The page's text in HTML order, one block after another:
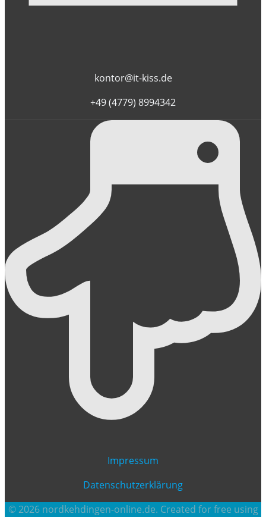
kontor@it-kiss.de
+49 (4779) 8994342
Impressum
Datenschutzerklärung
© 2026 nordkehdingen-online.de. Created for free using